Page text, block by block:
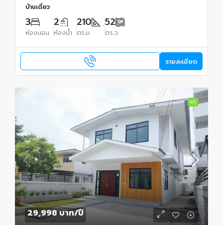
บ้านเดี่ยว
3
ห้องนอน
2
ห้องน้ำ
210
ตร.ม.
52
ตร.ว.
รายละเอียด
เช่า
29,998 บาท/ปี